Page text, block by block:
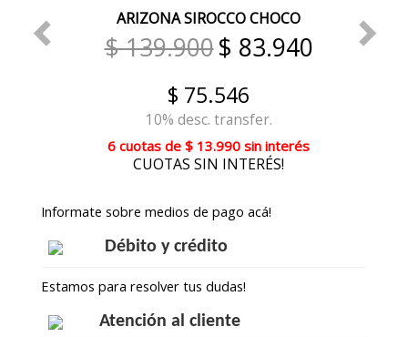
ARIZONA SIROCCO CHOCO
$ 139.900$ 83.940
$ 75.546
10% desc. transfer.
6 cuotas de $ 13.990 sin interés
CUOTAS SIN INTERÉS!
Informate sobre medios de pago acá!
Débito y crédito
Estamos para resolver tus dudas!
Atención al cliente